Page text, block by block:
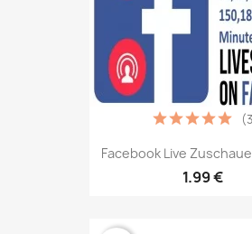
Facebook Live
1.99 €